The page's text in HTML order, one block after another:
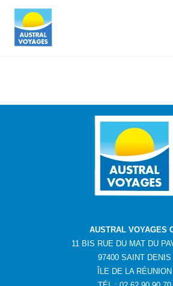
AUSTRAL VOYAGES
11 BIS RUE DU MAT DU
97400 SAINT DENIS
ÎLE DE LA RÉUNION